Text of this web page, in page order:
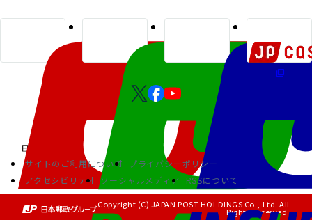
サイトのご利用について
プライバシーポリシー
アクセシビリティ
ソーシャルメディア RSSについて
Copyright (C) JAPAN POST HOLDINGS Co., Ltd. All
Rights Reserved.